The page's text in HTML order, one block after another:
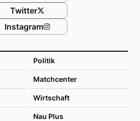
Politik
Matchcenter
Wirtschaft
Nau Plus
Twitter
Instagram